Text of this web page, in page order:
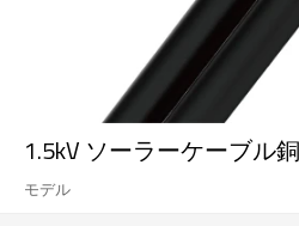
1.5kV ソーラーケーブル
モデル